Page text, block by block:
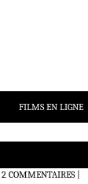
FILMS EN LIGNE
2 COMMENTAIRES|